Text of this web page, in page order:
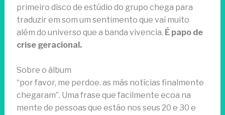
primeiro disco de estúdio do grupo chega para
traduzir em som um sentimento que vai muito
além do universo que a banda vivencia. É papo de
crise geracional.
Sobre o álbum
“por favor, me perdoe. as más notícias finalmente
chegaram”. Uma frase que facilmente ecoa na
mente de pessoas que estão nos seus 20 e 30 e